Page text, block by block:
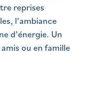
reprises
l’ambiance
d’énergie. Un
ou en famille